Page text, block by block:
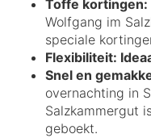
Toffe kortingen:
Wolfgang im
speciale
Flexibiliteit:
Snel en
overnachting in
Salzkammergut
geboekt.